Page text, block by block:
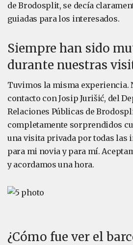
de Brodosplit, se decía
guiadas para los interesados.
Siempre han sido
durante nuestras
Tuvimos la misma experiencia.
contacto con Josip Jurišić, del
Relaciones Públicas de
completamente sorprendidos
una visita privada por todas las
para mi novia y para mí.
y acordamos una hora.
¿Cómo fue ver el